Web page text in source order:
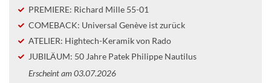
PREMIERE: Richard Mille 55-01
COMEBACK: Universal Genève ist zurück
ATELIER: Hightech-Keramik von Rado
JUBILÄUM: 50 Jahre Patek Philippe Nautilus
Erscheint am 03.07.2026